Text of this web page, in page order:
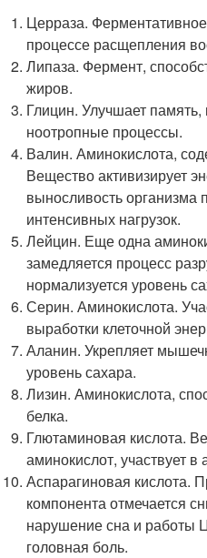
Церраза.
процессе расщепления
Липаза. Фермент,
жиров.
Глицин. Улучшает
ноотропные процессы.
Валин. Аминокислота,
Вещество активизирует
выносливость организма
интенсивных нагрузок.
Лейцин. Еще одна
замедляется процесс
нормализуется уровень
Серин. Аминокислота.
выработки клеточной
Аланин. Укрепляет
уровень сахара.
Лизин. Аминокислота,
белка.
Глютаминовая кислота.
аминокислот, участвует в
Аспарагиновая кислота.
компонента отмечается
нарушение сна и работы
головная боль.